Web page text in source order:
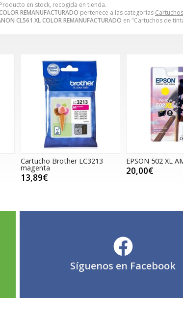
en stock, recogida en tienda.
REMANUFACTURADO pertenece a las categorías
CL561 XL COLOR REMANUFACTURADO en "Cartuchos de
Cartucho Brother LC3213
magenta
13,89€
EPSON 502 XL
20,00€
Síguenos en Facebook